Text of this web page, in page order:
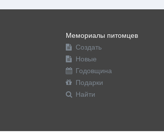
Мемориалы питомцев
Создать
Новые
Годовщина
Подарки
Найти